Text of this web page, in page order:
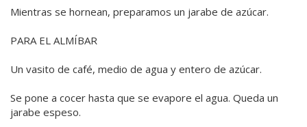
Mientras se hornean, preparamos un jarabe de azúcar.
PARA EL ALMÍBAR
Un vasito de café, medio de agua y entero de azúcar.
Se pone a cocer hasta que se evapore el agua. Queda un
jarabe espeso.